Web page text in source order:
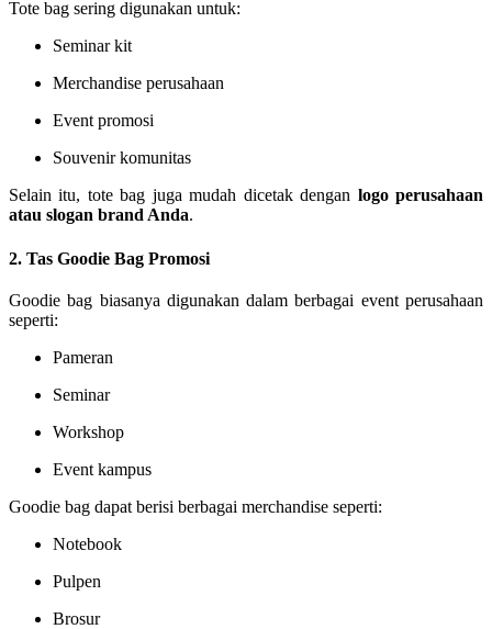
Tote bag sering digunakan untuk:
Seminar kit
Merchandise perusahaan
Event promosi
Souvenir komunitas
Selain itu, tote bag juga mudah dicetak dengan logo perusahaan
atau slogan brand Anda.
2. Tas Goodie Bag Promosi
Goodie bag biasanya digunakan dalam berbagai event perusahaan
seperti:
Pameran
Seminar
Workshop
Event kampus
Goodie bag dapat berisi berbagai merchandise seperti:
Notebook
Pulpen
Brosur